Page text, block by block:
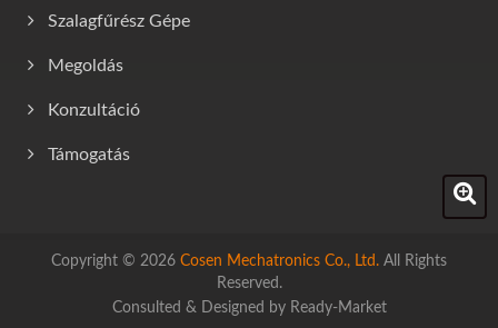
Szalagfűrész Gépe
Megoldás
Konzultáció
Támogatás
Copyright © 2026 Cosen Mechatronics Co., Ltd. All Rights
Reserved.
Consulted & Designed by Ready-Market